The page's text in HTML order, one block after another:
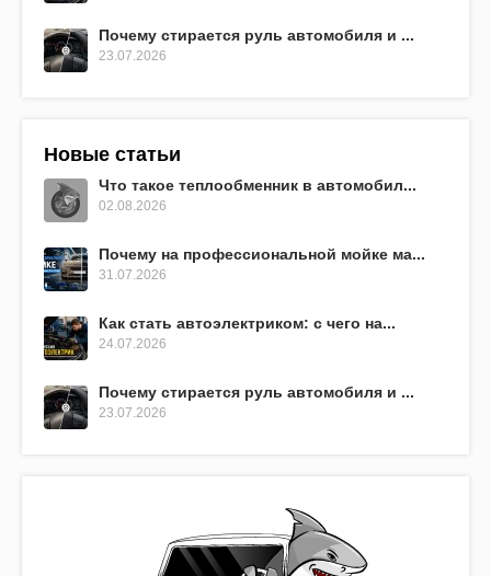
Почему стирается руль автомобиля и ...
23.07.2026
Новые статьи
Что такое теплообменник в автомобил...
02.08.2026
Почему на профессиональной мойке ма...
31.07.2026
Как стать автоэлектриком: с чего на...
24.07.2026
Почему стирается руль автомобиля и ...
23.07.2026